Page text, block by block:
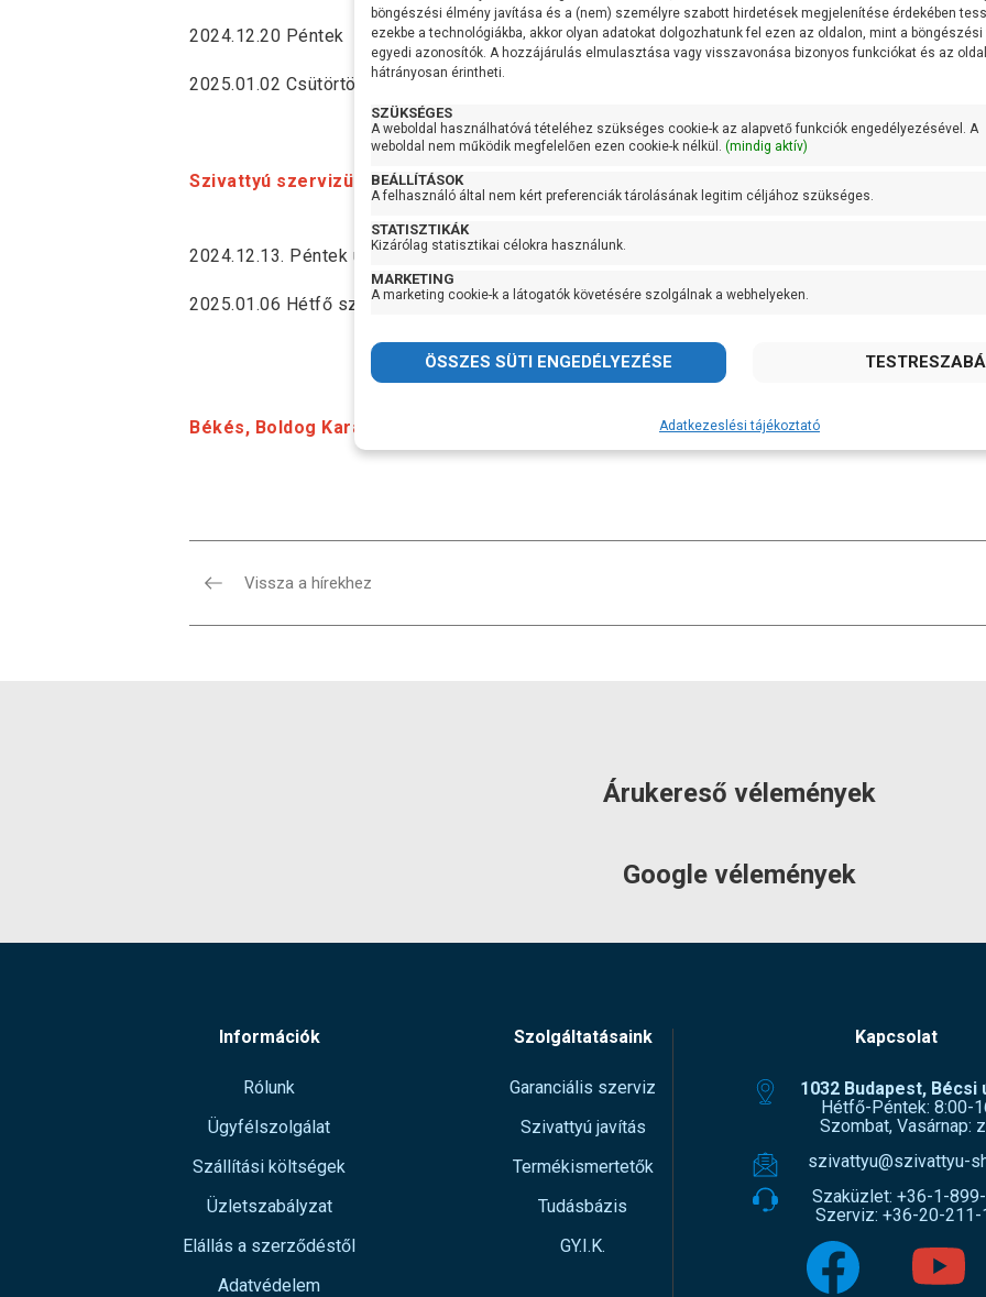
2024.12.20 Péntek utolsó munkanap és csomagfeladási nap 2024-ben!
2025.01.02 Csütörtök első munkanap és csomagfeladási nap 2025-ben!
Szivattyú szervizünk nyitva tartása
2024.12.13. Péntek utolsó munkanap a szervizben 2024-ben!
2025.01.06 Hétfő szivattyú szervizünk ismét nyitva!
Békés, Boldog Karácsonyt és Sikerekben, egészségben gazdag Boldog Újévet kívánunk
Vissza a hírekhez
Árukereső vélemények
Google vélemények
Információk
Rólunk
Ügyfélszolgálat
Szállítási költségek
Üzletszabályzat
Elállás a szerződéstől
Adatvédelem
Szolgáltatásaink
Garanciális szerviz
Szivattyú javítás
Termékismertetők
Tudásbázis
GY.I.K.
Kapcsolat
1032 Budapest, Bécsi
Hétfő-Péntek: 8:00-
Szombat, Vasárnap:
szivattyu@szivattyu-
Szaküzlet: +36-1-
Szerviz: +36-20-211-
böngészési élmény javítása és a (nem) személyre szabott hirdetések megjelenítése érdekében
ezekbe a technológiákba, akkor olyan adatokat dolgozhatunk fel ezen az oldalon, mint a
egyedi azonosítók. A hozzájárulás elmulasztása vagy visszavonása bizonyos funkciókat és az
hátrányosan érintheti.
SZÜKSÉGES
A weboldal használhatóvá tételéhez szükséges cookie-k az alapvető funkciók engedélyezésével. A
weboldal nem működik megfelelően ezen cookie-k nélkül. (mindig aktív)
BEÁLLÍTÁSOK
A felhasználó által nem kért preferenciák tárolásának legitim céljához szükséges.
STATISZTIKÁK
Kizárólag statisztikai célokra használunk.
MARKETING
A marketing cookie-k a látogatók követésére szolgálnak a webhelyeken.
Adatkezeslési tájékoztató